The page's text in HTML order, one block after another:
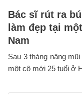
Bác sĩ rút ra
làm đẹp tại
Nam
Sau 3 tháng nâng
một cô mới 25 tuổi ở